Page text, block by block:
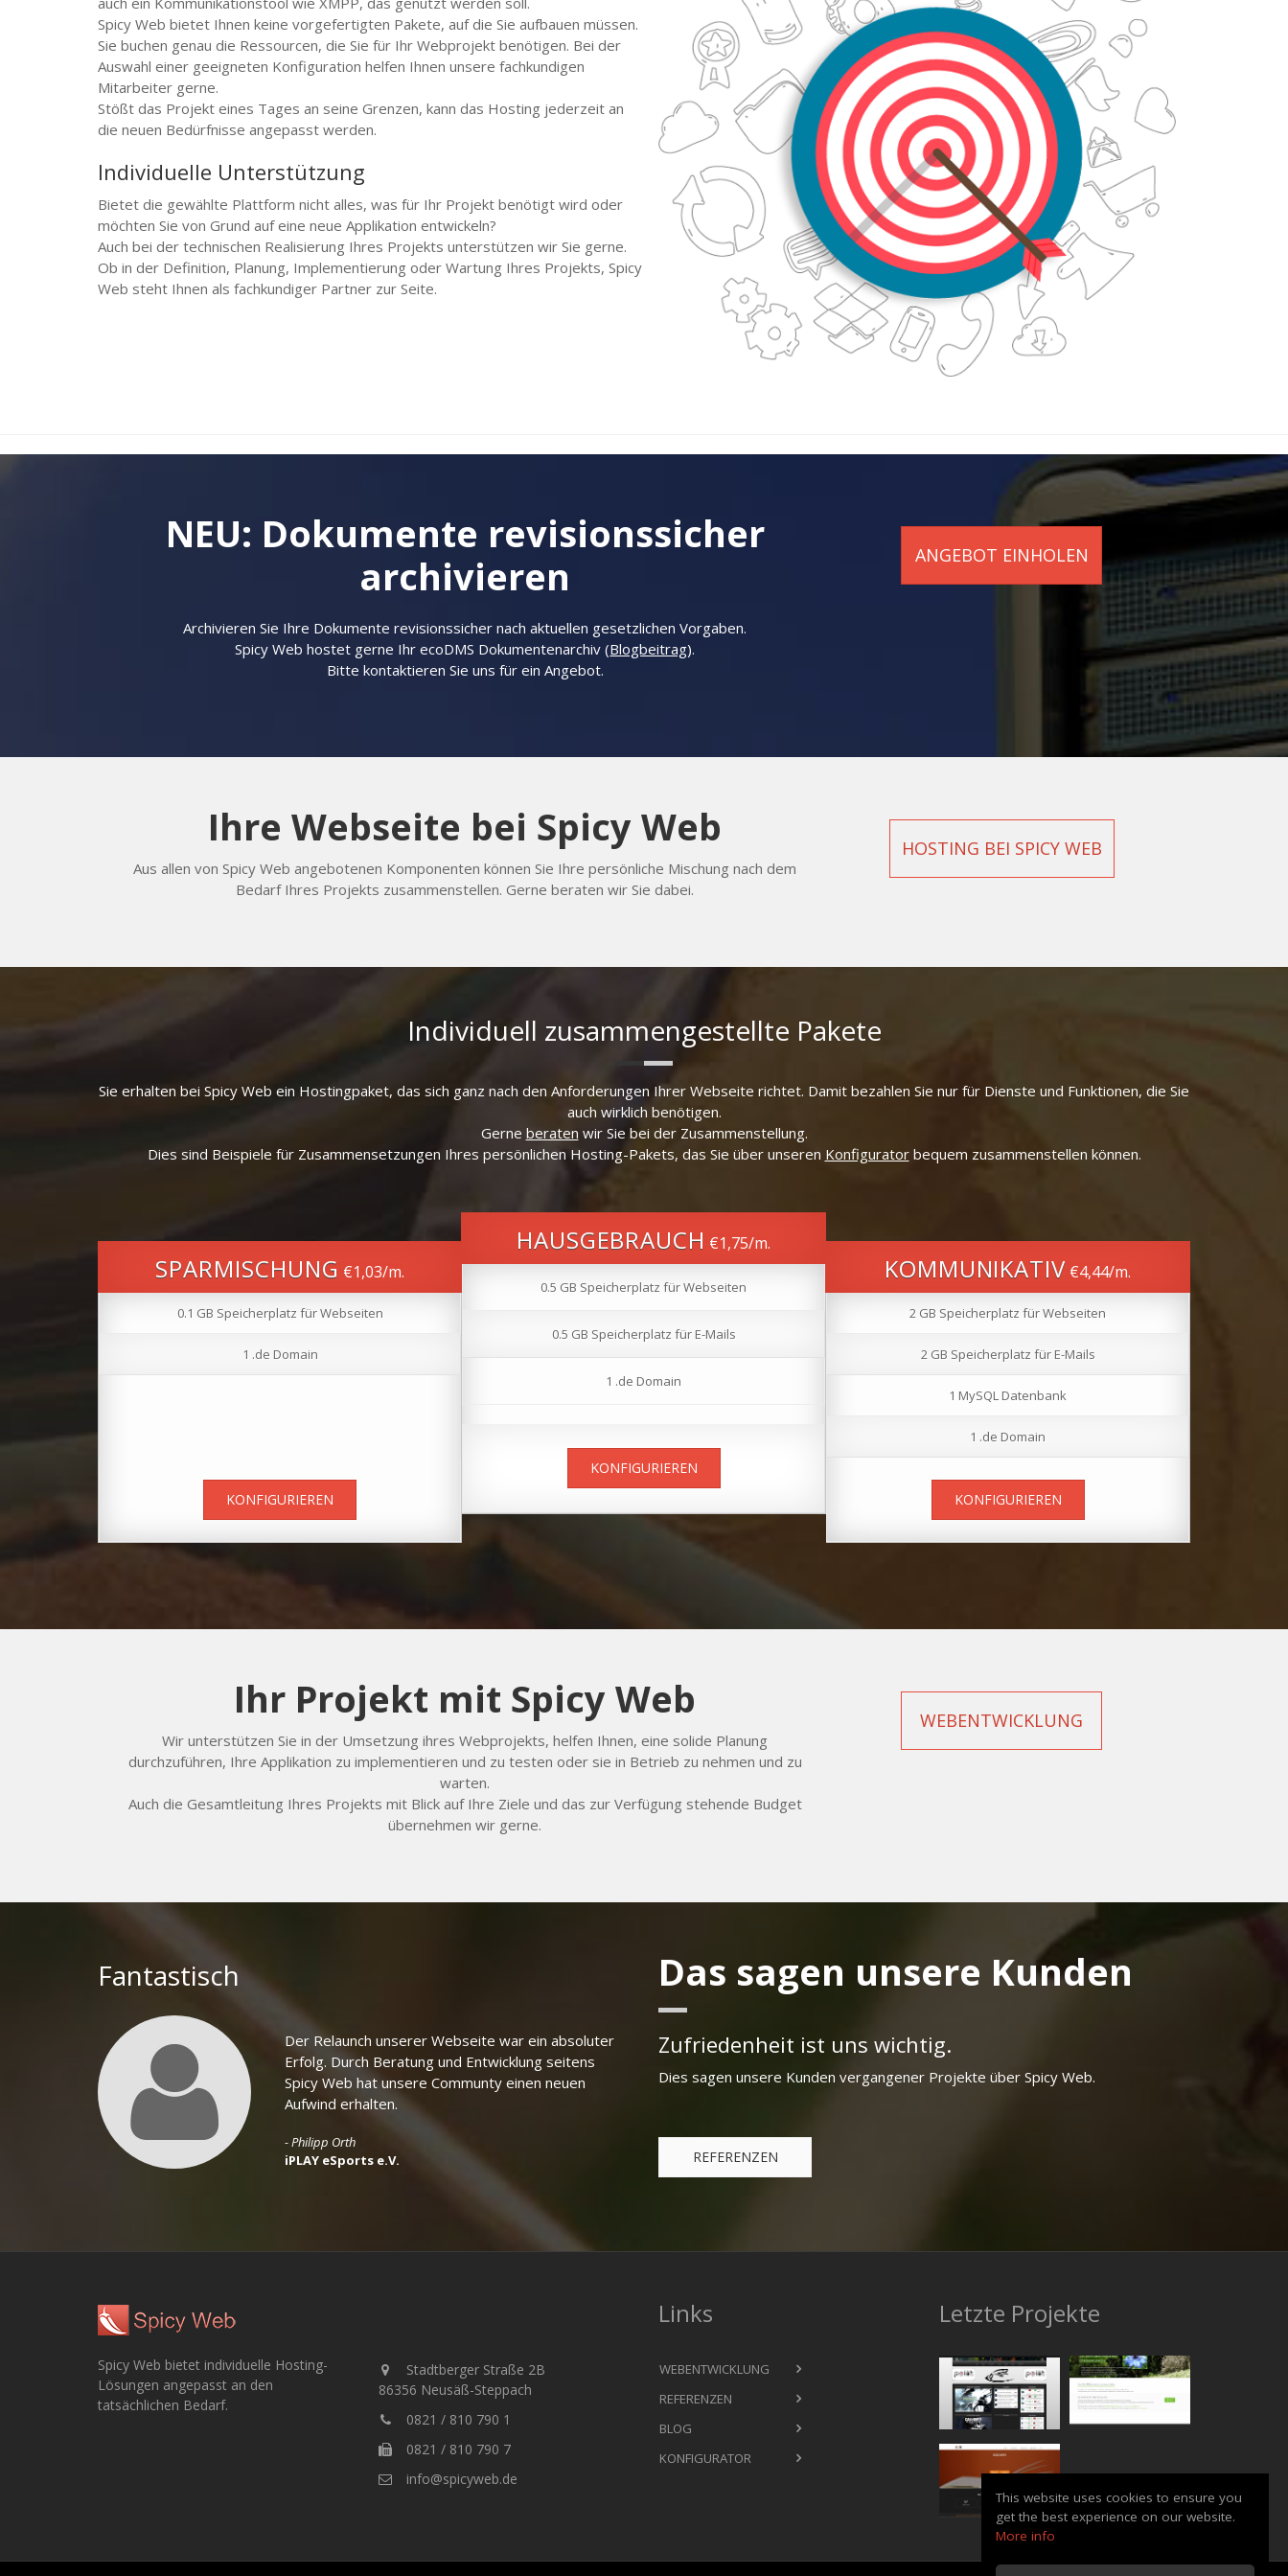
Spicy Web bietet Ihnen keine vorgefertigten Pakete, auf die Sie aufbauen müssen.
Sie buchen genau die Ressourcen, die Sie für Ihr Webprojekt benötigen. Bei der
Auswahl einer geeigneten Konfiguration helfen Ihnen unsere fachkundigen
Mitarbeiter gerne.
Stößt das Projekt eines Tages an seine Grenzen, kann das Hosting jederzeit an
die neuen Bedürfnisse angepasst werden.
Individuelle Unterstützung
Bietet die gewählte Plattform nicht alles, was für Ihr Projekt benötigt wird oder
möchten Sie von Grund auf eine neue Applikation entwickeln?
Auch bei der technischen Realisierung Ihres Projekts unterstützen wir Sie gerne.
Ob in der Definition, Planung, Implementierung oder Wartung Ihres Projekts, Spicy
Web steht Ihnen als fachkundiger Partner zur Seite.
NEU: Dokumente revisionssicher
archivieren
Archivieren Sie Ihre Dokumente revisionssicher nach aktuellen gesetzlichen Vorgaben.
Spicy Web hostet gerne Ihr ecoDMS Dokumentenarchiv (Blogbeitrag).
Bitte kontaktieren Sie uns für ein Angebot.
ANGEBOT EINHOLEN
Ihre Webseite bei Spicy Web
Aus allen von Spicy Web angebotenen Komponenten können Sie Ihre persönliche Mischung nach dem
Bedarf Ihres Projekts zusammenstellen. Gerne beraten wir Sie dabei.
HOSTING BEI SPICY WEB
Individuell zusammengestellte Pakete
Sie erhalten bei Spicy Web ein Hostingpaket, das sich ganz nach den Anforderungen Ihrer Webseite richtet. Damit bezahlen Sie nur für Dienste und Funktionen, die Sie
auch wirklich benötigen.
Gerne beraten wir Sie bei der Zusammenstellung.
Dies sind Beispiele für Zusammensetzungen Ihres persönlichen Hosting-Pakets, das Sie über unseren Konfiguratorbequem zusammenstellen können.
SPARMISCHUNG €1,03/m.
0.1 GB Speicherplatz für Webseiten
1 .de Domain
KONFIGURIEREN
HAUSGEBRAUCH €1,75/m.
0.5 GB Speicherplatz für Webseiten
0.5 GB Speicherplatz für E-Mails
1 .de Domain
KONFIGURIEREN
KOMMUNIKATIV €4,44/m.
2 GB Speicherplatz für Webseiten
2 GB Speicherplatz für E-Mails
1 MySQL Datenbank
1 .de Domain
KONFIGURIEREN
Ihr Projekt mit Spicy Web
Wir unterstützen Sie in der Umsetzung ihres Webprojekts, helfen Ihnen, eine solide Planung
durchzuführen, Ihre Applikation zu implementieren und zu testen oder sie in Betrieb zu nehmen und zu
warten.
Auch die Gesamtleitung Ihres Projekts mit Blick auf Ihre Ziele und das zur Verfügung stehende Budget
übernehmen wir gerne.
WEBENTWICKLUNG
Fantastisch
Der Relaunch unserer Webseite war ein absoluter
Erfolg. Durch Beratung und Entwicklung seitens
Spicy Web hat unsere Communty einen neuen
Aufwind erhalten.
- Philipp Orth
iPLAY eSports e.V.
Das sagen unsere Kunden
Zufriedenheit ist uns wichtig.
Dies sagen unsere Kunden vergangener Projekte über Spicy Web.
REFERENZEN
Spicy Web bietet individuelle Hosting-
Lösungen angepasst an den
tatsächlichen Bedarf.
Stadtberger Straße 2B
86356 Neusäß-Steppach
0821 / 810 790 1
0821 / 810 790 7
info@spicyweb.de
Links
WEBENTWICKLUNG
REFERENZEN
BLOG
KONFIGURATOR
Letzte Projekte
This website uses cookies to ensure you
get the best experience on our website.
More info